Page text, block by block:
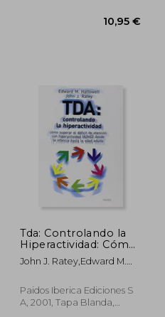
dcto.
Tda: Controlando la
Hiperactividad: Cómo
Superar el Déficit de
Atención con
Desdes la Infancia
Hasta la Edad Adulta
John J. Ratey,Edward M.
Paidos Iberica Ediciones S
A, 2001, Tapa Blanda,